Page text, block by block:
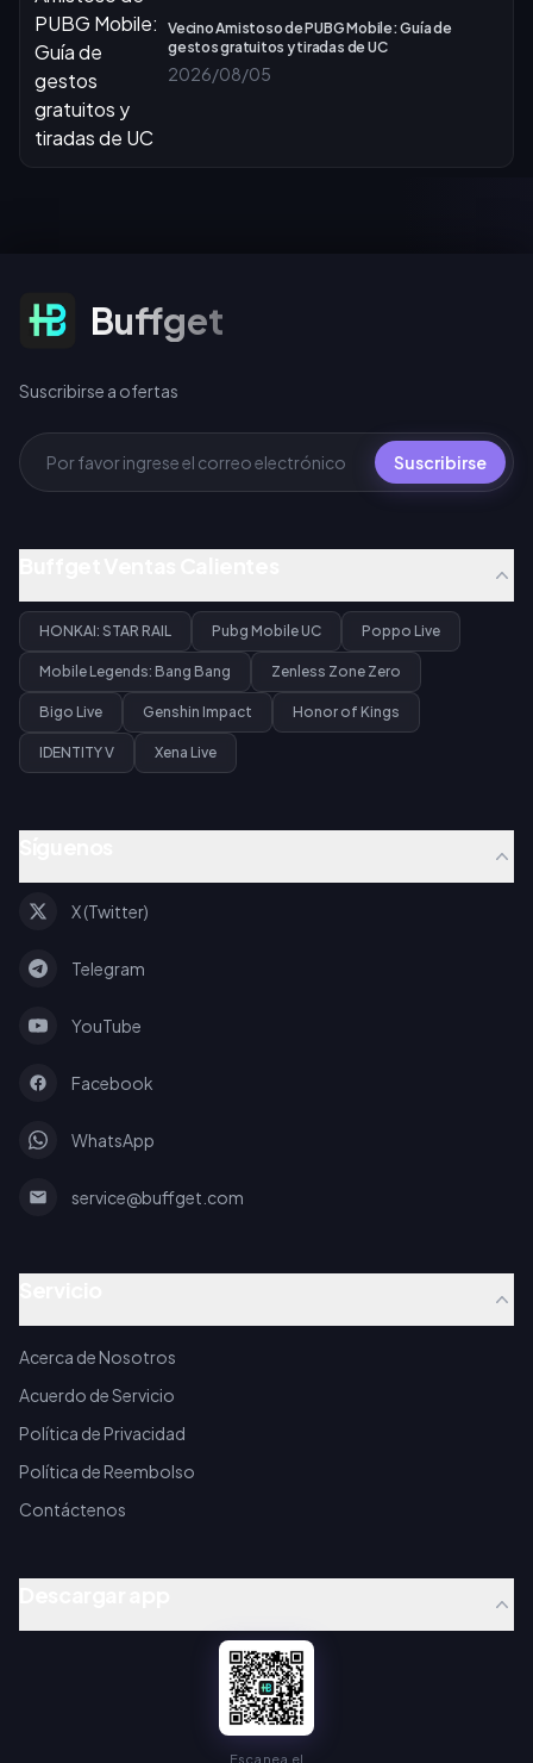
Vecino Amistoso de PUBG Mobile: Guía de
gestos gratuitos y tiradas de UC
2026/08/05
Suscribirse a ofertas
Buffget
Suscribirse a ofertas
Suscribirse
HONKAI: STAR RAIL Pubg Mobile UC Poppo Live
Mobile Legends: Bang Bang Zenless Zone Zero
Bigo Live Genshin Impact Honor of Kings
IDENTITY V Xena Live
X (Twitter)
Telegram
YouTube
Facebook
WhatsApp
service@buffget.com
Acerca de Nosotros
Acuerdo de Servicio
Política de Privacidad
Política de Reembolso
Contáctenos
Escanea el